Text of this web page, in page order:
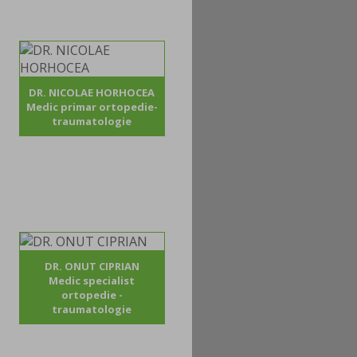
DR. NICOLAE HORHOCEA
Medic primar ortopedie-
traumatologie
DR. ONUT CIPRIAN
Medic specialist
ortopedie -
traumatologie